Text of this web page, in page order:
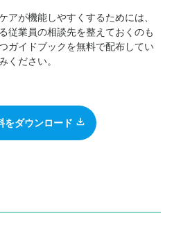
アが機能しやすくするためには、
従業員の相談先を整えておくのも
ガイドブックを無料で配布してい
ください。
をダウンロード